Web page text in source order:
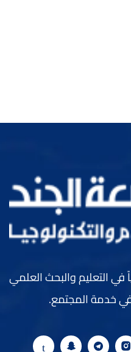
في التعليم والبحث العلمي
خدمة المجتمع.